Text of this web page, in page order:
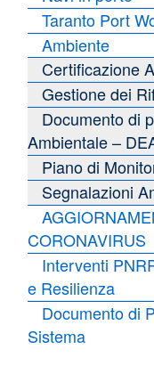
Taranto Port
Ambiente
Certificazione
Gestione dei
Documento di
Ambientale –
Piano di
Segnalazioni
CORONAVIRUS
Interventi
e Resilienza
Documento di
Sistema